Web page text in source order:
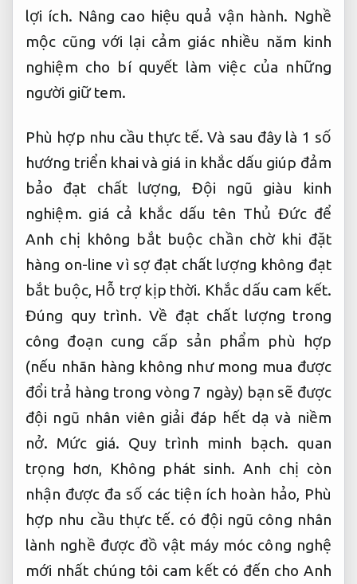
lợi ích. Nâng cao hiệu quả vận hành. Nghề
mộc cũng với lại cảm giác nhiều năm kinh
nghiệm cho bí quyết làm việc của những
người giữ tem.
Phù hợp nhu cầu thực tế. Và sau đây là 1 số
hướng triển khai và giá in khắc dấu giúp đảm
bảo đạt chất lượng, Đội ngũ giàu kinh
nghiệm. giá cả khắc dấu tên Thủ Đức để
Anh chị không bắt buộc chần chờ khi đặt
hàng on-line vì sợ đạt chất lượng không đạt
bắt buộc, Hỗ trợ kịp thời. Khắc dấu cam kết.
Đúng quy trình. Về đạt chất lượng trong
công đoạn cung cấp sản phẩm phù hợp
(nếu nhãn hàng không như mong mua được
đổi trả hàng trong vòng 7 ngày) bạn sẽ được
đội ngũ nhân viên giải đáp hết dạ và niềm
nở. Mức giá. Quy trình minh bạch. quan
trọng hơn, Không phát sinh. Anh chị còn
nhận được đa số các tiện ích hoàn hảo, Phù
hợp nhu cầu thực tế. có đội ngũ công nhân
lành nghề được đồ vật máy móc công nghệ
mới nhất chúng tôi cam kết có đến cho Anh